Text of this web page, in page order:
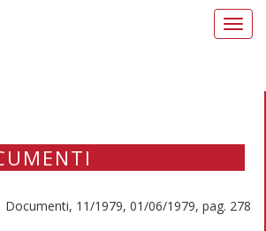
Documenti, 11/1979, 01/06/1979, pag. 278